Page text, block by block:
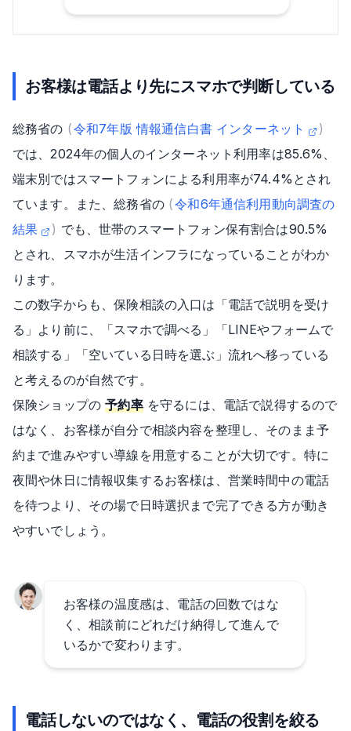
お客様は電話より先にスマホで判断している
総務省の (令和7年版 情報通信白書 インターネット
)
では、2024年の個人のインターネット利用率は85.6%、
端末別ではスマートフォンによる利用率が74.4%とされ
ています。また、総務省の (令和6年通信利用動向調査の
結果
) でも、世帯のスマートフォン保有割合は90.5%
とされ、スマホが生活インフラになっていることがわか
ります。
この数字からも、保険相談の入口は「電話で説明を受け
る」より前に、「スマホで調べる」「LINEやフォームで
相談する」「空いている日時を選ぶ」流れへ移っている
と考えるのが自然です。
保険ショップの予約率を守るには、電話で説得するので
はなく、お客様が自分で相談内容を整理し、そのまま予
約まで進みやすい導線を用意することが大切です。特に
夜間や休日に情報収集するお客様は、営業時間中の電話
を待つより、その場で日時選択まで完了できる方が動き
やすいでしょう。
お客様の温度感は、電話の回数ではな
く、相談前にどれだけ納得して進んで
いるかで変わります。
電話しないのではなく、電話の役割を絞る